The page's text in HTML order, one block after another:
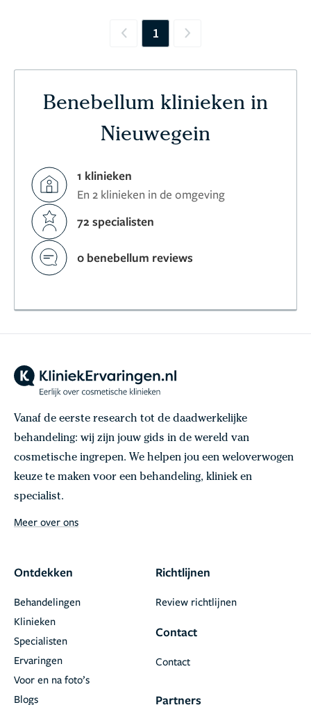
Previous
1 Next
Benebellum klinieken in
Nieuwegein
1 klinieken
En 2 klinieken in de omgeving
72 specialisten
0 benebellum reviews
Vanaf de eerste research tot de daadwerkelijke
behandeling: wij zijn jouw gids in de wereld van
cosmetische ingrepen. We helpen jou een weloverwogen
keuze te maken voor een behandeling, kliniek en
specialist.
Meer over ons
Ontdekken
Behandelingen
Klinieken
Specialisten
Ervaringen
Voor en na foto’s
Blogs
Richtlijnen
Review richtlijnen
Contact
Contact
Partners